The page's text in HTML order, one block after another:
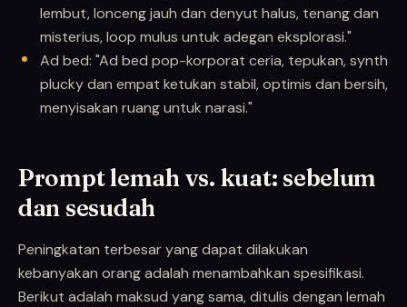
lembut, lonceng jauh dan denyut halus, tenang dan
misterius, loop mulus untuk adegan eksplorasi."
Ad bed: "Ad bed pop-korporat ceria, tepukan, synth
plucky dan empat ketukan stabil, optimis dan bersih,
menyisakan ruang untuk narasi."
Prompt lemah vs. kuat: sebelum
dan sesudah
Peningkatan terbesar yang dapat dilakukan
kebanyakan orang adalah menambahkan spesifikasi.
Berikut adalah maksud yang sama, ditulis dengan lemah